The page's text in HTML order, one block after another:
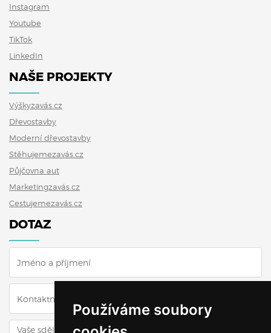
Používáme soubory
Instagram
Youtube
TikTok
LinkedIn
NAŠE PROJEKTY
Výškyzavás.cz
Dřevostavby
Moderní dřevostavby
Stěhujemezavás.cz
Půjčovna aut
Marketingzavás.cz
Cestujemezavás.cz
DOTAZ